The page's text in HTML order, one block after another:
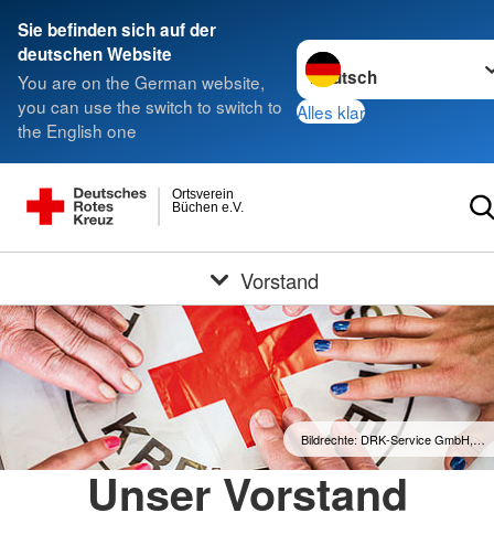
Sie befinden sich auf der
deutschen Website
You are on the German website,
you can use the switch to switch to
the English one
Sprache wechseln zu
Alles klar
Büchen e.V.
Ortsverein
Vorstand
Bildrechte: DRK-Service GmbH,…
Unser Vorstand